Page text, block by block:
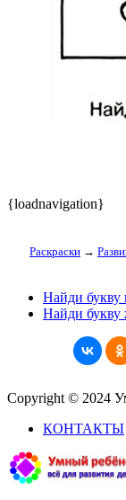
{loadnavigation}
Раскраски →
Найди букву
Найди букву
Copyright © 2024
КОНТАКТЫ